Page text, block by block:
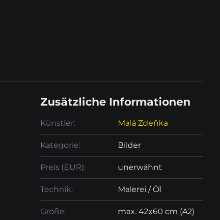
Zusätzliche Informationen
Künstler: Malá Zdeňka
Kategorie: Bilder
Preis (EUR): unerwähnt
Technik: Malerei / Öl
Größe: max. 42x60 cm (A2)